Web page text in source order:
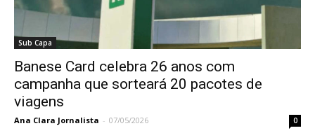
Sub Capa
Banese Card celebra 26 anos com
campanha que sorteará 20 pacotes de
viagens
Ana Clara Jornalista - 07/05/2026 0